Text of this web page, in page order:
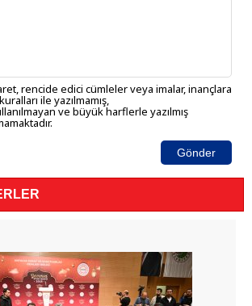
rencide edici cümleler veya imalar, inançlara
ile yazılmamış,
ve büyük harflerle yazılmış
Gönder